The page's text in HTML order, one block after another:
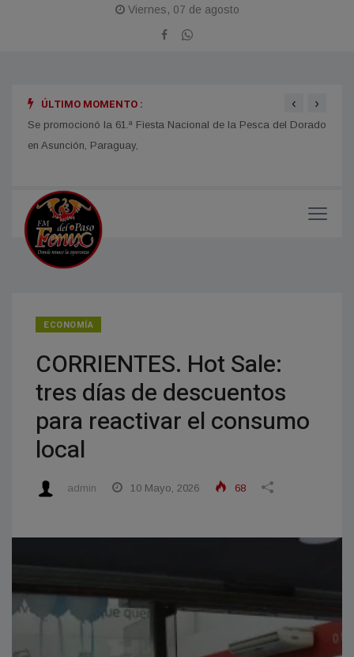
Viernes, 07 de agosto
ÚLTIMO MOMENTO :
Se promocionó la 61.ª Fiesta Nacional de la Pesca del Dorado
en Asunción, Paraguay,
‹ ›
ECONOMÍA
CORRIENTES. Hot Sale:
tres días de descuentos
para reactivar el consumo
local
admin 10 Mayo, 2026 68